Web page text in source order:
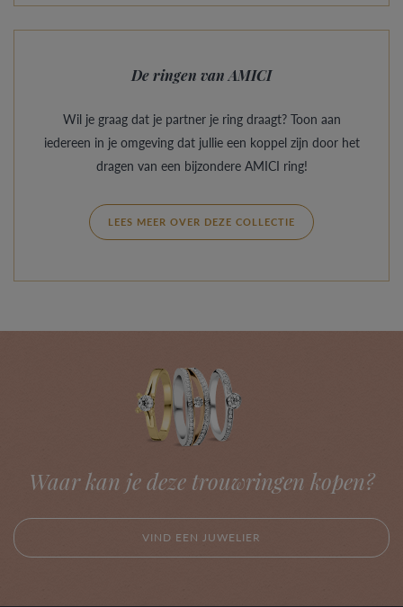
De ringen van AMICI
Wil je graag dat je partner je ring draagt? Toon aan
iedereen in je omgeving dat jullie een koppel zijn door het
dragen van een bijzondere AMICI ring!
LEES MEER OVER DEZE COLLECTIE
Waar kan je deze trouwringen kopen?
VIND EEN JUWELIER